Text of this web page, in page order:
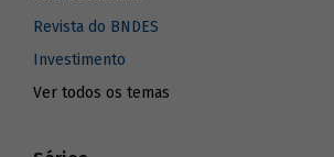
Revista do BNDES
Investimento
Ver todos os temas